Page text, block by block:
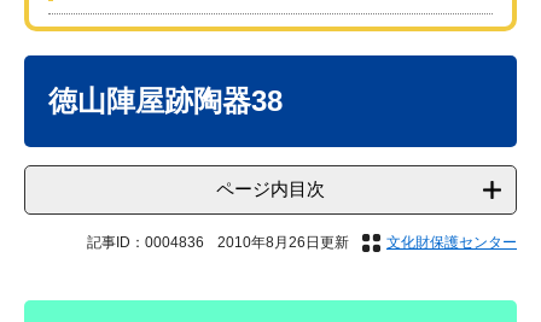
徳山陣屋跡陶器38
ページ内目次
記事ID：0004836 2010年8月26日更新 文化財保護センター